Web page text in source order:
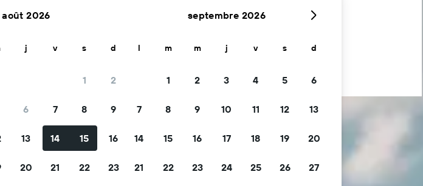
Europe
août 2026
j v s d
1 2
6 7 8 9
13 14 15 16
20 21 22 23
septembre 2026
l m m j v s d
1 2 3 4 5 6
7 8 9 10 11 12 13
14 15 16 17 18 19 20
21 22 23 24 25 26 27